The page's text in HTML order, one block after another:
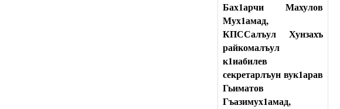
Бах1арчи Махулов
Мух1амад,
КПССалъул Хунзахъ
райкомалъул
к1иабилев
секретарлъун вук1арав
Гьиматов
Гъазимух1амад,